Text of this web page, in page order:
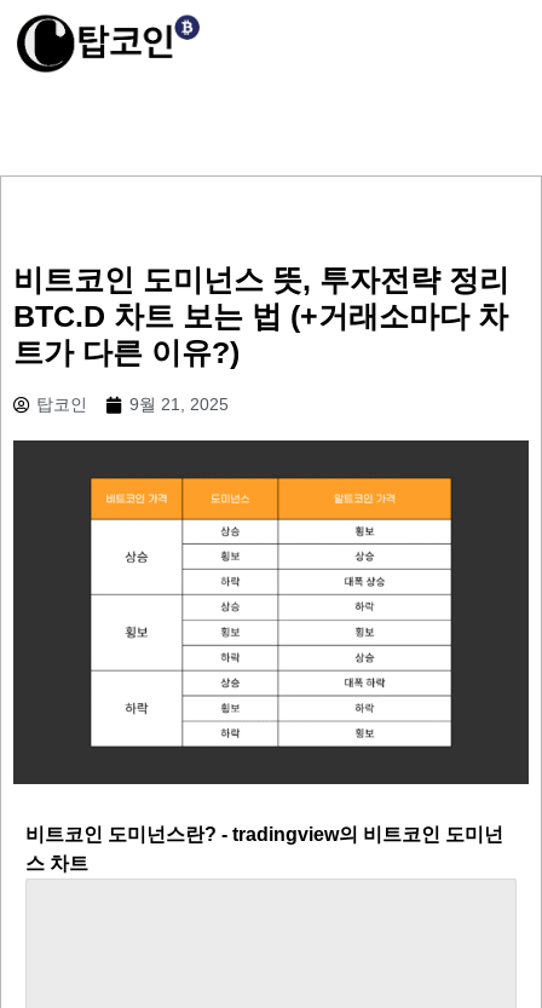
비트코인 도미넌스 뜻, 투자전략 정리
BTC.D 차트 보는 법 (+거래소마다 차
트가 다른 이유?)
탑코인 9월 21, 2025
비트코인 도미넌스란? - tradingview의 비트코인 도미넌
스 차트